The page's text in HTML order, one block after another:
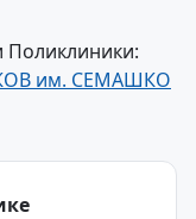
Поликлиники:
им. СЕМАШКО